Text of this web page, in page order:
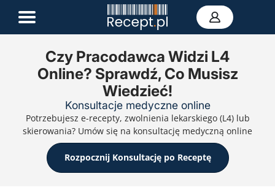
E-recepta
E-skierowanie
Teleporada
Portal zdrowia
Kontakt
Czy Pracodawca Widzi L4
Online? Sprawdź, Co Musisz
Wiedzieć!
Konsultacje medyczne online
Potrzebujesz e-recepty, zwolnienia lekarskiego (L4) lub
skierowania? Umów się na konsultację medyczną online
Rozpocznij Konsultację po Receptę